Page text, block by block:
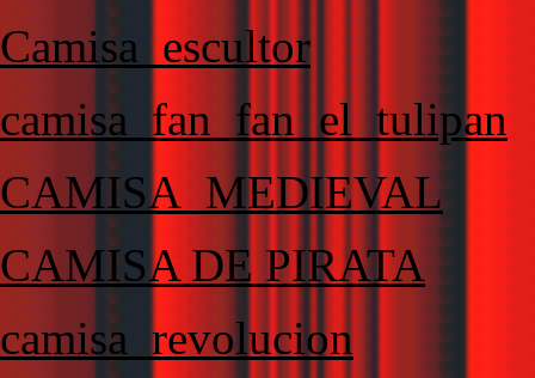
Camisa_escultor
camisa_fan_fan_el_tulipan
CAMISA_MEDIEVAL
CAMISA DE PIRATA
camisa_revolucion